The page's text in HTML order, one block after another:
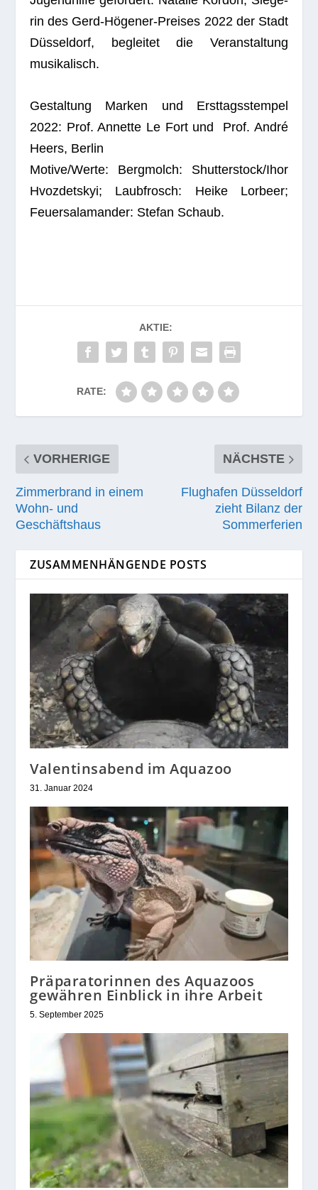
rin des Gerd-Höge­ner-Prei­ses 2022 der Stadt
Düs­sel­dorf, beglei­tet die Ver­an­stal­tung
musikalisch.
Gestal­tung Mar­ken und Erst­tags­stem­pel
2022: Prof. Annette Le Fort und Prof. André
Heers, Berlin
Motive/Werte: Berg­molch: Shutterstock/Ihor
Hvoz­dets­kyi; Laub­frosch: Heike Lor­beer;
Feu­er­sa­la­man­der: Ste­fan Schaub.
AKTIE:
RATE:
VORHERIGE
Zimmerbrand in einem
Wohn- und
Geschäftshaus
NÄCHSTE
Flughafen Düsseldorf
zieht Bilanz der
Sommerferien
ZUSAMMENHÄNGENDE POSTS
Valentinsabend im Aquazoo
31. Januar 2024
Präparatorinnen des Aquazoos
gewähren Einblick in ihre Arbeit
5. September 2025